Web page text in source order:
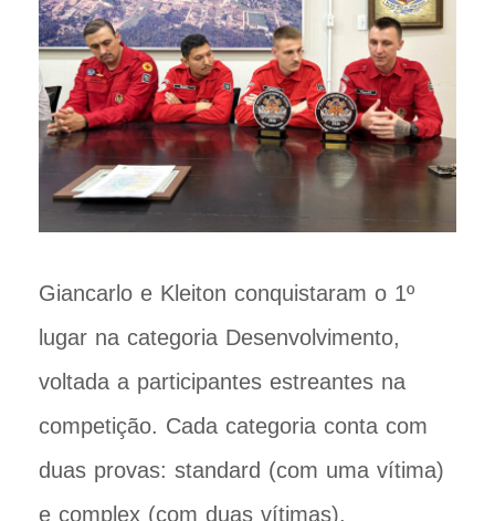
Giancarlo e Kleiton conquistaram o 1º
lugar na categoria Desenvolvimento,
voltada a participantes estreantes na
competição. Cada categoria conta com
duas provas: standard (com uma vítima)
e complex (com duas vítimas).